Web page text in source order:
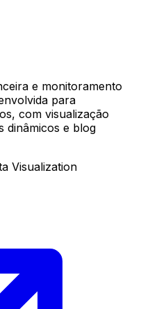
e monitoramento
para
com visualização
dinâmicos e blog
Visualization